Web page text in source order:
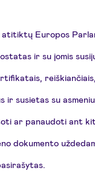
atitiktų Europos
ir su jomis
ir susietas su
ar panaudoti ant
dokumento